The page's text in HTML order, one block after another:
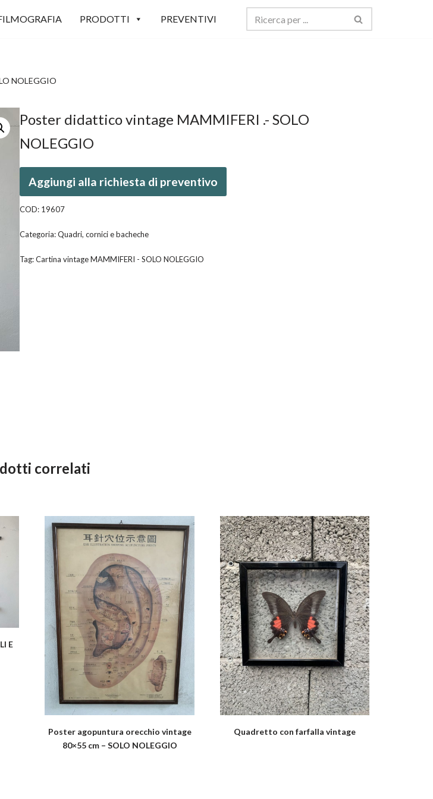
PRODOTTI PREVENTIVI
NOLEGGIO
Poster didattico vintage MAMMIFERI .- SOLO
NOLEGGIO
Aggiungi alla richiesta di preventivo
COD: 19607
Categoria:Quadri, cornici e bacheche
Tag:Cartina vintage MAMMIFERI - SOLO NOLEGGIO
correlati
E
Poster agopuntura orecchio vintage
80×55 cm – SOLO NOLEGGIO
Quadretto con farfalla vintage